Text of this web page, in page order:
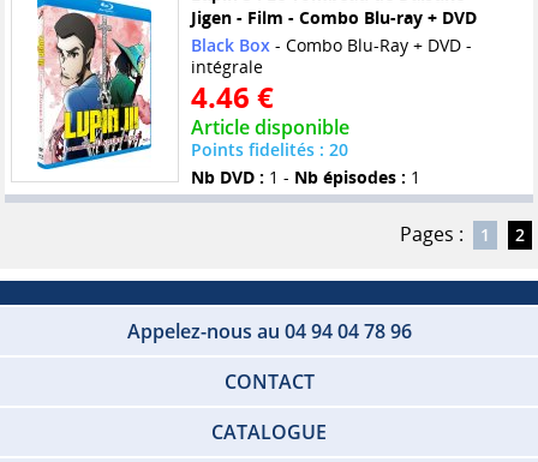
Jigen - Film - Combo Blu-ray + DVD
Black Box- Combo Blu-Ray + DVD -
intégrale
4.46 €
Article disponible
Points fidelités : 20
Nb DVD : 1 - Nb épisodes : 1
Pages : 1 2
Appelez-nous au 04 94 04 78 96
CONTACT
CATALOGUE